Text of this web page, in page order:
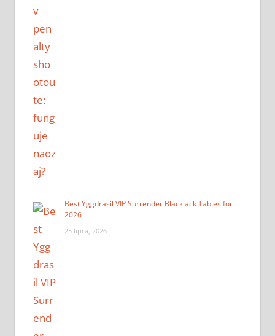
Best Yggdrasil VIP Surrender Blackjack Tables for
2026
25 lipca, 2026